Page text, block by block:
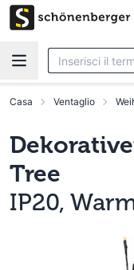
Vai al contenuto
Casa Ventaglio
Tree
IP20,